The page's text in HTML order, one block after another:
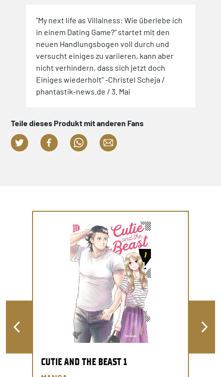
"My next life as Villainess: Wie überlebe ich
in einem Dating Game?“ startet mit den
neuen Handlungsbogen voll durch und
versucht einiges zu variieren, kann aber
nicht verhindern, dass sich jetzt doch
Einiges wiederholt" -Christel Scheja /
phantastik-news.de / 3. Mai
Teile dieses Produkt mit anderen Fans
CUTIE AND THE BEAST 1